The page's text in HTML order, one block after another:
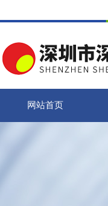
网站首页